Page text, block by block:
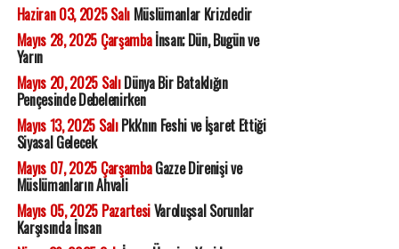
Haziran 03, 2025 SalıMüslümanlar Krizdedir
Mayıs 28, 2025 Çarşambaİnsan; Dün, Bugün ve
Yarın
Mayıs 20, 2025 SalıDünya Bir Bataklığın
Pençesinde Debelenirken
Mayıs 13, 2025 SalıPkk'nın Feshi ve İşaret Ettiği
Siyasal Gelecek
Mayıs 07, 2025 ÇarşambaGazze Direnişi ve
Müslümanların Ahvali
Mayıs 05, 2025 PazartesiVaroluşsal Sorunlar
Karşısında İnsan